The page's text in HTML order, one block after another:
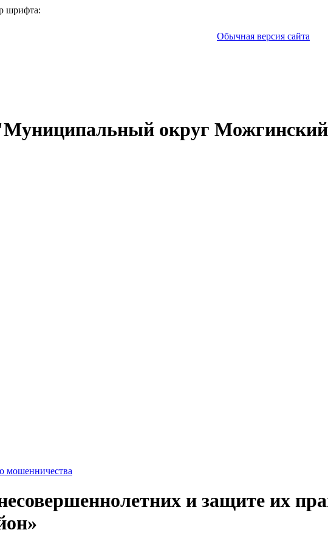
шрифта:
Обычная версия сайта
округ
мошенничества
и защите их